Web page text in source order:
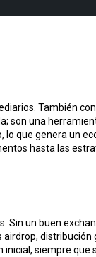
. También
son una
lo que genera un
hasta las
. Sin un buen
airdrop, distribución
siempre que